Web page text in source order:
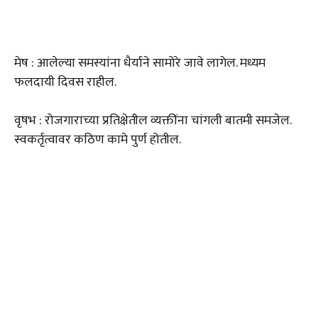
मेष : आलेल्या समस्यांना धैर्याने सामोरे जावे लागेल. मध्यम
फलदायी दिवस राहील.
वृषभ : रोजगाराच्या प्रतिक्षेतील व्यक्तींना चांगली बातमी समजेल.
स्वकर्तृत्वावर कठिण कामे पुर्ण होतील.